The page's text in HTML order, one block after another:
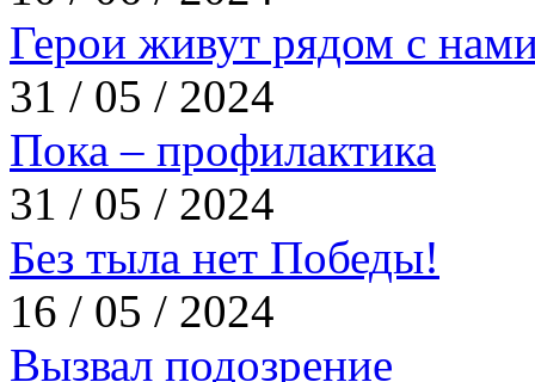
Герои живут рядом с
31 / 05 / 2024
Пока – профилактика
31 / 05 / 2024
Без тыла нет Победы!
16 / 05 / 2024
Вызвал подозрение